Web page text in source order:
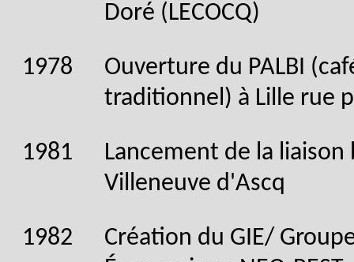
Doré (LECOCQ)
1978
Ouverture du PALBI
traditionnel) à Lille rue
1981
Lancement de la
Villeneuve d'Ascq
1982
Création du GIE/